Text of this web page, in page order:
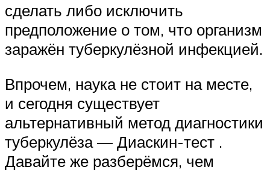
сделать либо исключить
предположение о том, что организм
заражён туберкулёзной инфекцией.
Впрочем, наука не стоит на месте,
и сегодня существует
альтернативный метод диагностики
туберкулёза — Диаскин-тест .
Давайте же разберёмся, чем